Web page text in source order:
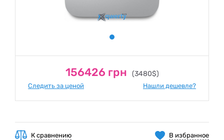
156426 грн (3480$)
Следить за ценой Нашли дешевле?
В избранное
К сравнению